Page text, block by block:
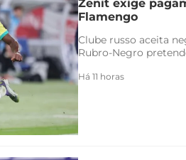
Zenit exige
Flamengo
Clube russo aceita
Rubro-Negro
Há 11 horas